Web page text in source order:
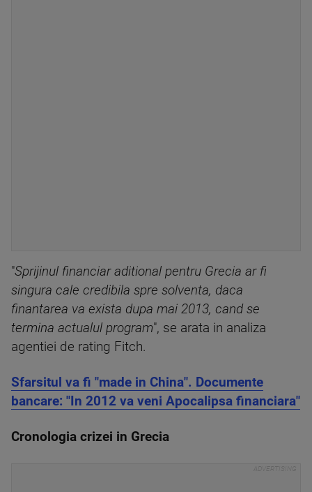
"Sprijinul financiar aditional pentru Grecia ar fi
singura cale credibila spre solventa, daca
finantarea va exista dupa mai 2013, cand se
termina actualul program", se arata in analiza
agentiei de rating Fitch.
Sfarsitul va fi "made in China". Documente
bancare: "In 2012 va veni Apocalipsa financiara"
Cronologia crizei in Grecia